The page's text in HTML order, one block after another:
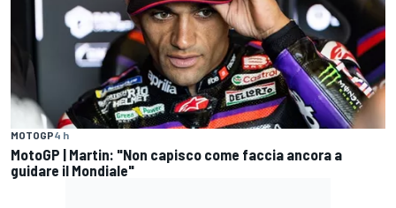
MOTOGP4 h
MotoGP | Martin: "Non capisco come faccia ancora a
guidare il Mondiale"